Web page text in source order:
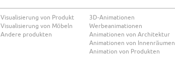
Visualisierung von Produkt
Visualisierung von Möbeln
Andere produkten
3D-Animationen
Werbeanimationen
Animationen von Architektur
Animationen von Innenräumen
Animation von Produkten